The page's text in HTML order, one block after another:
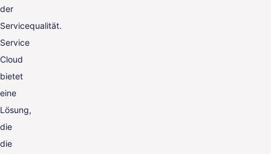
der
Servicequalität.
Service
Cloud
bietet
eine
Lösung,
die
die